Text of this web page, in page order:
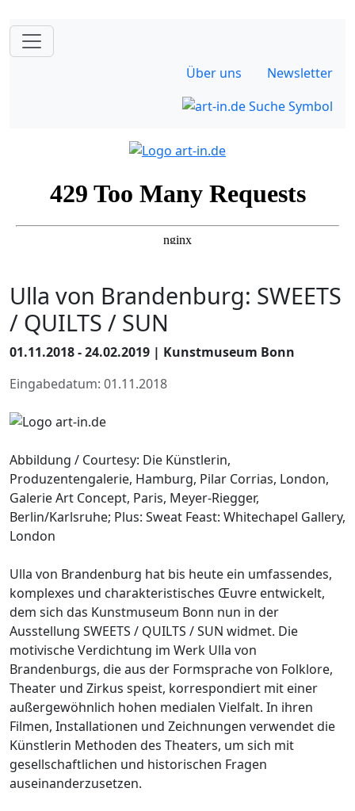
Über uns Newsletter
Ulla von Brandenburg: SWEETS
/ QUILTS / SUN
01.11.2018 - 24.02.2019 | Kunstmuseum Bonn
Eingabedatum: 01.11.2018
Abbildung / Courtesy: Die Künstlerin,
Produzentengalerie, Hamburg, Pilar Corrias, London,
Galerie Art Concept, Paris, Meyer-Riegger,
Berlin/Karlsruhe; Plus: Sweat Feast: Whitechapel Gallery,
London
Ulla von Brandenburg hat bis heute ein umfassendes,
komplexes und charakteristisches Œuvre entwickelt,
dem sich das Kunstmuseum Bonn nun in der
Ausstellung SWEETS / QUILTS / SUN widmet. Die
motivische Verdichtung im Werk Ulla von
Brandenburgs, die aus der Formsprache von Folklore,
Theater und Zirkus speist, korrespondiert mit einer
außergewöhnlich hohen medialen Vielfalt. In ihren
Filmen, Installationen und Zeichnungen verwendet die
Künstlerin Methoden des Theaters, um sich mit
gesellschaftlichen und historischen Fragen
auseinanderzusetzen.